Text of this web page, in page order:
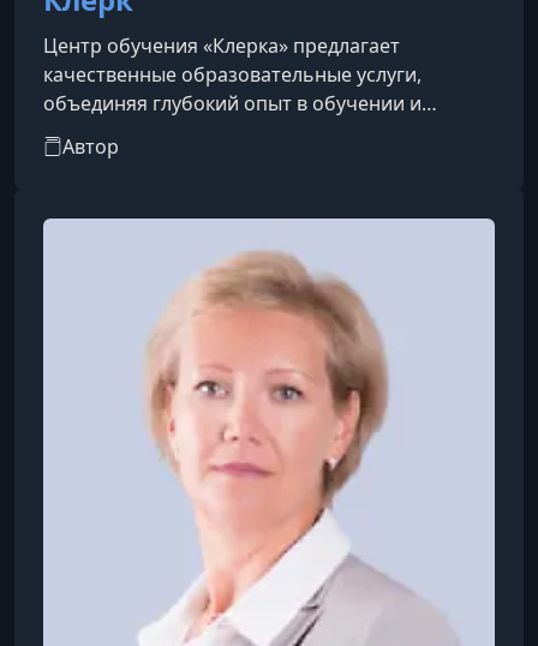
Центр обучения «Клерка» предлагает
качественные образовательные услуги,
объединяя глубокий опыт в обучении и
консультировании с современными онлайн-
технологиями. Наша организация отличается
подкрепленным более чем двадцатилетним
опытом работы в сфере медиа и
консультирования.
Автор